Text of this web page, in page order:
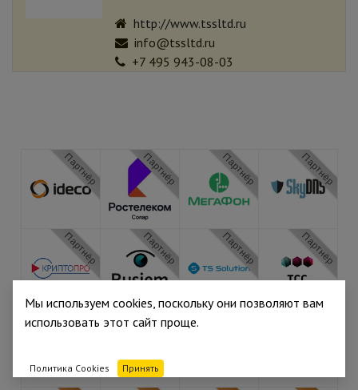
http://www.tssltd.ru
info@tssltd.ru
+7 495 943-08-03
Партнёр Партнёр Партнёр Партнёр
Партнёр Партнёр Партнёр Партнёр
Партнёр Медиа
Мы используем cookies, поскольку они позволяют вам
использовать этот сайт проще.
Политика Cookies Принять